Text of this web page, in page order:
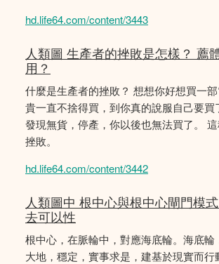
hd.life64.com/content/3443
人類圖 生產者的挫敗是怎樣？ 薦
用？
什麼是生產者的挫敗？ 想想你好想買一
貴一直不捨得買，到你真的說服自己要買
發現無貨，停產，你以後也無法買了。
挫敗。
hd.life64.com/content/3442
人類圖中 根中心與根中心閘門模
去可以性
根中心，在脈輪中，對應海底輪。海底輪
大地，穩定，實事求是，建基於現實而行